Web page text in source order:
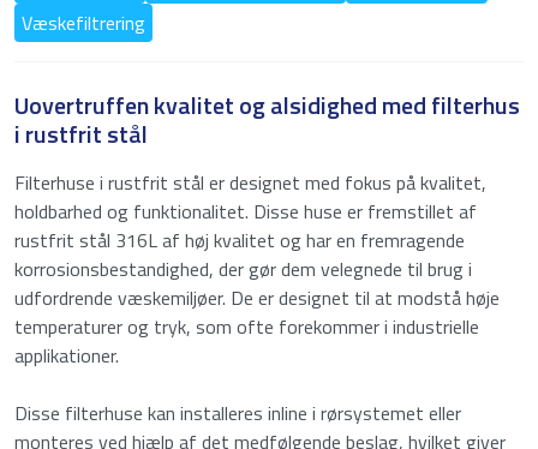
Anmod om et tilbud på: Filterhus i
rustfrit stål
"*" indikerer påkrævede felter
Væskefiltrering
Uovertruffen kvalitet og alsidighed med filterhus
i rustfrit stål
Filterhuse i rustfrit stål er designet med fokus på kvalitet,
holdbarhed og funktionalitet. Disse huse er fremstillet af
rustfrit stål 316L af høj kvalitet og har en fremragende
korrosionsbestandighed, der gør dem velegnede til brug i
udfordrende væskemiljøer. De er designet til at modstå høje
temperaturer og tryk, som ofte forekommer i industrielle
applikationer.
Disse filterhuse kan installeres inline i rørsystemet eller
monteres ved hjælp af det medfølgende beslag, hvilket giver